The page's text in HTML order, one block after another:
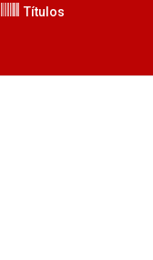
Títulos